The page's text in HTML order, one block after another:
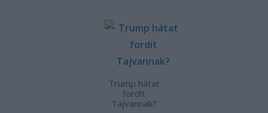
Trump hátat
fordít
Tajvannak?